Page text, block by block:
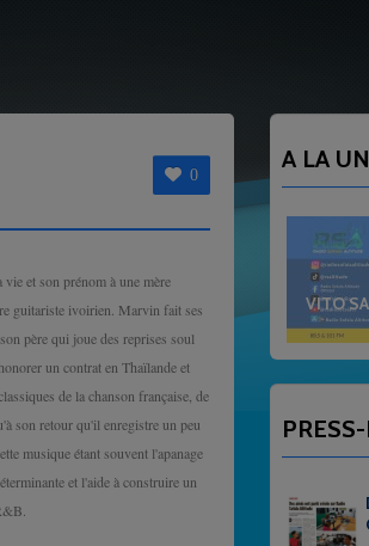
0
et son prénom à une mère
guitariste ivoirien. Marvin fait ses
père qui joue des reprises soul
un contrat en Thaïlande et
de la chanson française, de
son retour qu'il enregistre un peu
musique étant souvent l'apanage
et l'aide à construire un
A LA
VITO SALSA EN